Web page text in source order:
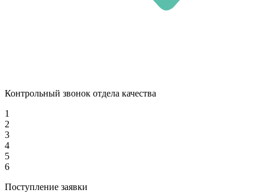
Контрольный звонок отдела качества
1
2
3
4
5
6
Поступление заявки